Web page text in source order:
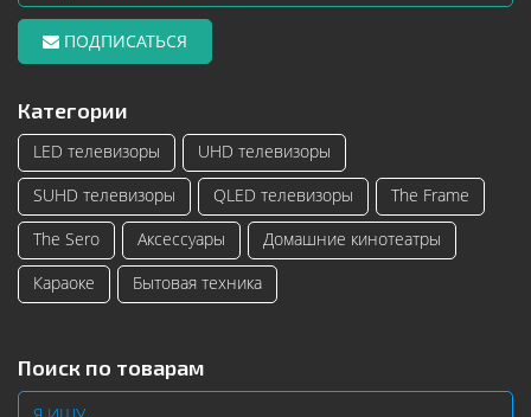
ПОДПИСАТЬСЯ
Категории
LED телевизоры
UHD телевизоры
SUHD телевизоры
QLED телевизоры
The Frame
The Sero
Аксессуары
Домашние кинотеатры
Караоке
Бытовая техника
Поиск по товарам